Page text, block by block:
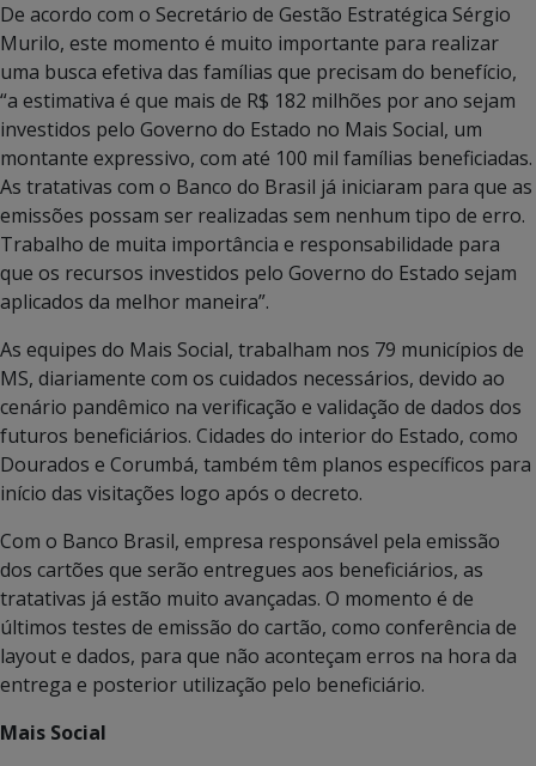
De acordo com o Secretário de Gestão Estratégica Sérgio
Murilo, este momento é muito importante para realizar
uma busca efetiva das famílias que precisam do benefício,
“a estimativa é que mais de R$ 182 milhões por ano sejam
investidos pelo Governo do Estado no Mais Social, um
montante expressivo, com até 100 mil famílias beneficiadas.
As tratativas com o Banco do Brasil já iniciaram para que as
emissões possam ser realizadas sem nenhum tipo de erro.
Trabalho de muita importância e responsabilidade para
que os recursos investidos pelo Governo do Estado sejam
aplicados da melhor maneira”.
As equipes do Mais Social, trabalham nos 79 municípios de
MS, diariamente com os cuidados necessários, devido ao
cenário pandêmico na verificação e validação de dados dos
futuros beneficiários. Cidades do interior do Estado, como
Dourados e Corumbá, também têm planos específicos para
início das visitações logo após o decreto.
Com o Banco Brasil, empresa responsável pela emissão
dos cartões que serão entregues aos beneficiários, as
tratativas já estão muito avançadas. O momento é de
últimos testes de emissão do cartão, como conferência de
layout e dados, para que não aconteçam erros na hora da
entrega e posterior utilização pelo beneficiário.
Mais Social